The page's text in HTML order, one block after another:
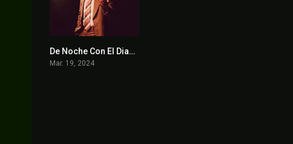
7.5
De Noche Con El Diablo
Mar. 19, 2024